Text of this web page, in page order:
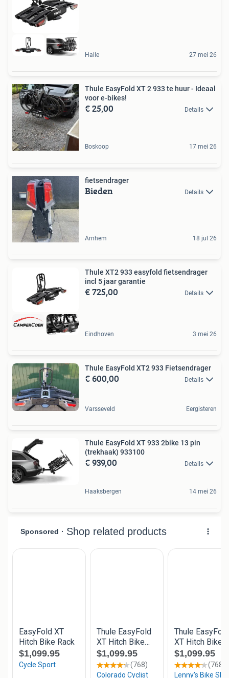
Halle 27 mei 26
Thule EasyFold XT 2 933 te huur - Ideaal
voor e-bikes!
€ 25,00 Details
Boskoop 17 mei 26
fietsendrager
Bieden Details
Arnhem 18 jul 26
Thule XT2 933 easyfold fietsendrager
incl 5 jaar garantie
€ 725,00 Details
Eindhoven 3 mei 26
Thule EasyFold XT2 933 Fietsendrager
€ 600,00 Details
Varsseveld Eergisteren
Thule EasyFold XT 933 2bike 13 pin
(trekhaak) 933100
€ 939,00 Details
Haaksbergen 14 mei 26